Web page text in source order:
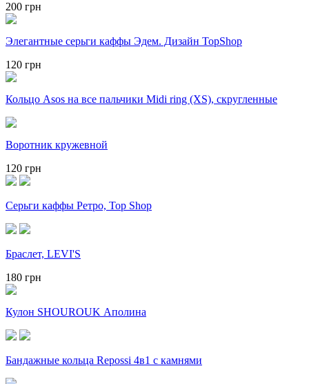
200 грн
Элегантные серьги каффы Эдем. Дизайн TopShop
120 грн
Кольцо Asos на все пальчики Midi ring (XS), скругленные
Воротник кружевной
120 грн
Серьги каффы Ретро, Top Shop
Браслет, LEVI'S
180 грн
Кулон SHOUROUK Аполина
Бандажные кольца Repossi 4в1 с камнями